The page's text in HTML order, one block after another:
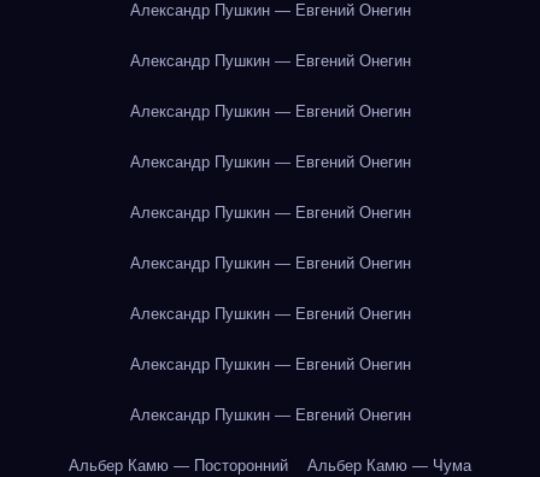
Александр Пушкин — Евгений Онегин
Александр Пушкин — Евгений Онегин
Александр Пушкин — Евгений Онегин
Александр Пушкин — Евгений Онегин
Александр Пушкин — Евгений Онегин
Александр Пушкин — Евгений Онегин
Александр Пушкин — Евгений Онегин
Александр Пушкин — Евгений Онегин
Александр Пушкин — Евгений Онегин
Альбер Камю — Посторонний Альбер Камю — Чума